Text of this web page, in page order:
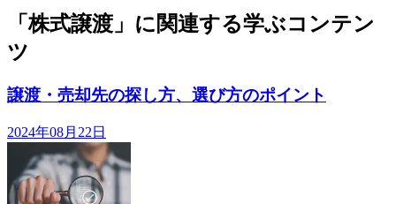
「株式譲渡」に関連する学ぶコンテン
ツ
譲渡・売却先の探し方、選び方のポイント
2024年08月22日